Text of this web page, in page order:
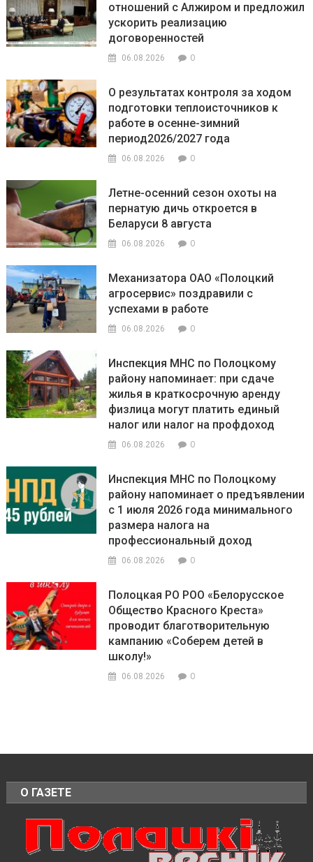
отношений с Алжиром и предложил
ускорить реализацию
договоренностей
06.08.2026 0
О результатах контроля за ходом
подготовки теплоисточников к
работе в осенне-зимний
период2026/2027 года
06.08.2026 0
Летне-осенний сезон охоты на
пернатую дичь откроется в
Беларуси 8 августа
06.08.2026 0
Механизатора ОАО «Полоцкий
агросервис» поздравили с
успехами в работе
06.08.2026 0
Инспекция МНС по Полоцкому
району напоминает: при сдаче
жилья в краткосрочную аренду
физлица могут платить единый
налог или налог на профдоход
06.08.2026 0
Инспекция МНС по Полоцкому
району напоминает о предъявлении
с 1 июля 2026 года минимального
размера налога на
профессиональный доход
06.08.2026 0
Полоцкая РО РОО «Белорусское
Общество Красного Креста»
проводит благотворительную
кампанию «Соберем детей в
школу!»
06.08.2026 0
О ГАЗЕТЕ